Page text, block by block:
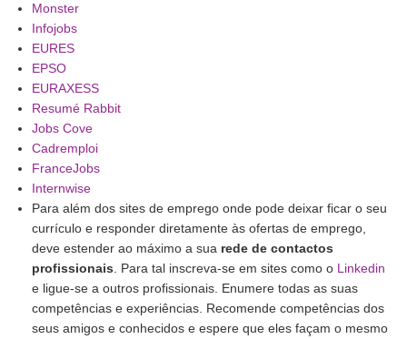
Monster
Infojobs
EURES
EPSO
EURAXESS
Resumé Rabbit
Jobs Cove
Cadremploi
FranceJobs
Internwise
Para além dos sites de emprego onde pode deixar ficar o seu
currículo e responder diretamente às ofertas de emprego,
deve estender ao máximo a sua rede de contactos
profissionais . Para tal inscreva-se em sites como o Linkedin
e ligue-se a outros profissionais. Enumere todas as suas
competências e experiências. Recomende competências dos
seus amigos e conhecidos e espere que eles façam o mesmo